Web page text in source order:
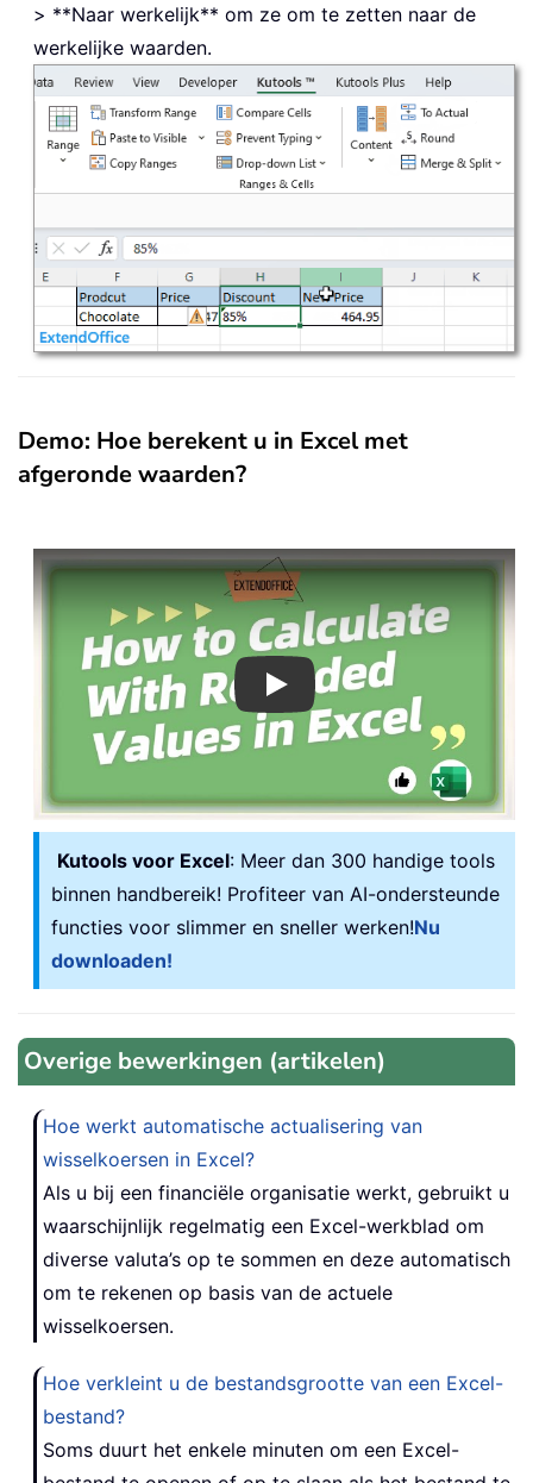
> **Naar werkelijk** om ze om te zetten naar de
werkelijke waarden.
Demo: Hoe berekent u in Excel met
afgeronde waarden?
Play
Kutools voor Excel: Meer dan 300 handige tools
binnen handbereik! Profiteer van AI-ondersteunde
functies voor slimmer en sneller werken!Nu
downloaden!
Overige bewerkingen (artikelen)
Hoe werkt automatische actualisering van
wisselkoersen in Excel?
Als u bij een financiële organisatie werkt, gebruikt u
waarschijnlijk regelmatig een Excel-werkblad om
diverse valuta’s op te sommen en deze automatisch
om te rekenen op basis van de actuele
wisselkoersen.
Hoe verkleint u de bestandsgrootte van een Excel-
bestand?
Soms duurt het enkele minuten om een Excel-